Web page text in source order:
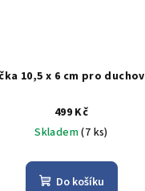
10,5 x 6 cm pro
499 Kč
Skladem(7 ks)
Do košíku